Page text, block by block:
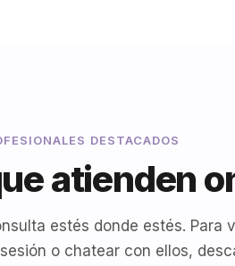
DESTACADOS
atienden
estés donde estés. Para
o chatear con ellos,